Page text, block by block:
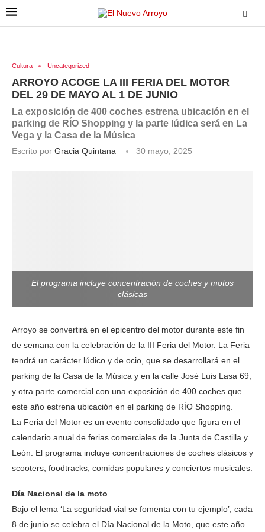
Cultura Uncategorized
ARROYO ACOGE LA III FERIA DEL MOTOR
DEL 29 DE MAYO AL 1 DE JUNIO
La exposición de 400 coches estrena ubicación en el
parking de RÍO Shopping y la parte lúdica será en La
Vega y la Casa de la Música
Escrito por Gracia Quintana 30 mayo, 2025
El programa incluye concentración de coches y motos
clásicas
Arroyo se convertirá en el epicentro del motor durante este fin
de semana con la celebración de la III Feria del Motor. La Feria
tendrá un carácter lúdico y de ocio, que se desarrollará en el
parking de la Casa de la Música y en la calle José Luis Lasa 69,
y otra parte comercial con una exposición de 400 coches que
este año estrena ubicación en el parking de RÍO Shopping.
La Feria del Motor es un evento consolidado que figura en el
calendario anual de ferias comerciales de la Junta de Castilla y
León. El programa incluye concentraciones de coches clásicos y
scooters, foodtracks, comidas populares y conciertos musicales.
Día Nacional de la moto
Bajo el lema ‘La seguridad vial se fomenta con tu ejemplo’, cada
8 de junio se celebra el Día Nacional de la Moto, que este año